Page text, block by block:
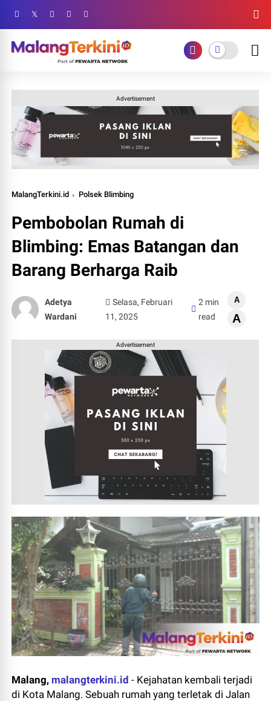
Advertisement
MalangTerkini.id Polsek Blimbing
Pembobolan Rumah di
Blimbing: Emas Batangan dan
Barang Berharga Raib
Adetya
Wardani
Selasa, Februari
11, 2025
2 min
read
A
A
Advertisement
Malang, malangterkini.id - Kejahatan kembali terjadi
di Kota Malang. Sebuah rumah yang terletak di Jalan